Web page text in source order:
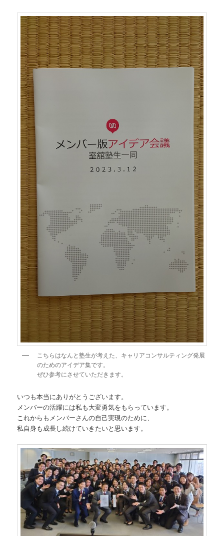
こちらはなんと塾生が考えた、キャリアコンサルティング発展
のためのアイデア集です。
ぜひ参考にさせていただきます。
いつも本当にありがとうございます。
メンバーの活躍には私も大変勇気をもらっています。
これからもメンバーさんの自己実現のために、
私自身も成長し続けていきたいと思います。